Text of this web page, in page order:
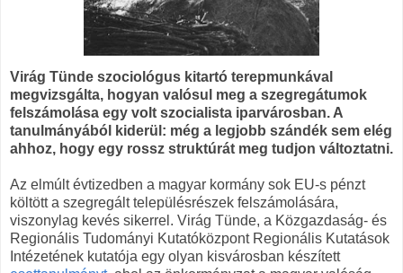
Virág Tünde szociológus kitartó terepmunkával
megvizsgálta, hogyan valósul meg a szegregátumok
felszámolása egy volt szocialista iparvárosban. A
tanulmányából kiderül: még a legjobb szándék sem elég
ahhoz, hogy egy rossz struktúrát meg tudjon változtatni.
Az elmúlt évtizedben a magyar kormány sok EU-s pénzt
költött a szegregált településrészek felszámolására,
viszonylag kevés sikerrel. Virág Tünde, a Közgazdaság- és
Regionális Tudományi Kutatóközpont Regionális Kutatások
Intézetének kutatója egy olyan kisvárosban készített